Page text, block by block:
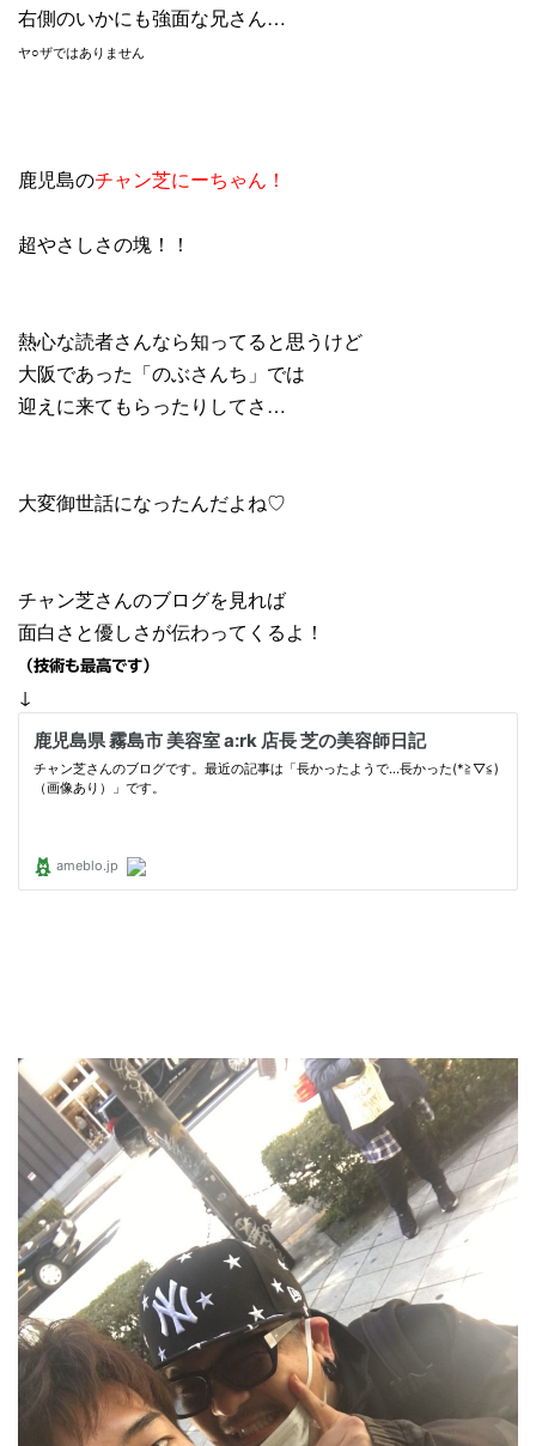
右側のいかにも強面な兄さん…
ヤ○ザではありません
鹿児島のチャン芝にーちゃん！
超やさしさの塊！！
熱心な読者さんなら知ってると思うけど
大阪であった「のぶさんち」では
迎えに来てもらったりしてさ…
大変御世話になったんだよね♡
チャン芝さんのブログを見れば
面白さと優しさが伝わってくるよ！
（技術も最高です）
↓